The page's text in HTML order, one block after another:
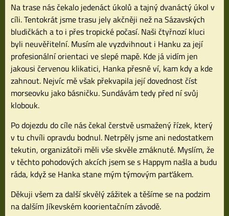
Na trase nás čekalo jedenáct úkolů a tajný dvanáctý úkol v
cíli. Tentokrát jsme trasu jely akčněji než na Sázavských
bludičkách a to i přes tropické počasí. Naši čtyřnozí kluci
byli neuvěřitelní. Musím ale vyzdvihnout i Hanku za její
profesionální orientaci ve slepé mapě. Kde já vidím jen
jakousi červenou klikatici, Hanka přesně ví, kam kdy a kde
zahnout. Nejvíc mě však překvapila její dovednost číst
morseovku jako básničku. Sundávám tedy před ní svůj
klobouk.
Po dojezdu do cíle nás čekal čerstvě usmažený řízek, který
v tu chvíli opravdu bodnul. Netrpěly jsme ani nedostatkem
tekutin, organizátoři měli vše skvěle zmáknuté. Myslím, že
v těchto pohodových akcích jsem se s Happym našla a budu
ráda, když se Hanka stane mým týmovým parťákem.
Děkuji všem za další skvělý zážitek a těšíme se na podzim
na dalším Jíkevském koorientačním závodě.